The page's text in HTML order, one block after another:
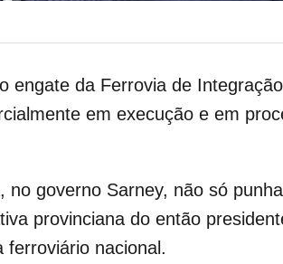
engate da Ferrovia de
em execução e em
governo Sarney, não só
provinciana do então
ferroviário nacional.